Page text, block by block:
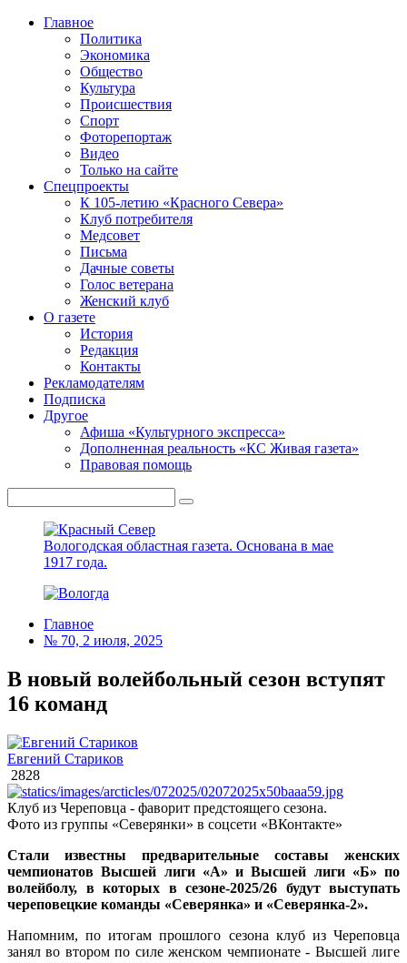
Главное
Политика
Экономика
Общество
Культура
Происшествия
Спорт
Фоторепортаж
Видео
Только на сайте
Спецпроекты
К 105-летию «Красного Севера»
Клуб потребителя
Медсовет
Письма
Дачные советы
Голос ветерана
Женский клуб
О газете
История
Редакция
Контакты
Рекламодателям
Подписка
Другое
Афиша «Культурного экспресса»
Дополненная реальность «КС Живая газета»
Правовая помощь
Вологодская областная газета. Основана в мае
1917 года.
Главное
№ 70, 2 июля, 2025
В новый волейбольный сезон вступят
16 команд
Евгений Стариков
2828
Клуб из Череповца - фаворит предстоящего сезона.
Фото из группы «Северянки» в соцсети «ВКонтакте»
Стали известны предварительные составы женских
чемпионатов Высшей лиги «А» и Высшей лиги «Б» по
волейболу, в которых в сезоне-2025/26 будут выступать
череповецкие команды «Северянка» и «Северянка-2».
Напомним, по итогам прошлого сезона клуб из Череповца
занял во втором по силе женском чемпионате - Высшей лиге